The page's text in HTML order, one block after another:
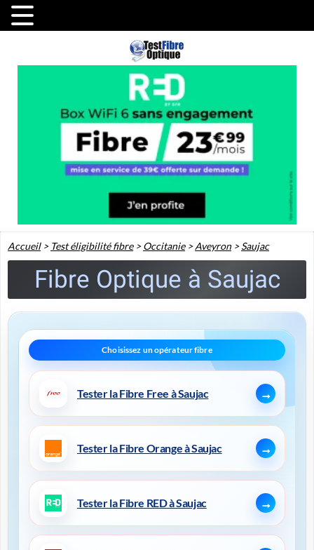
Accueil> Test éligibilité fibre>Occitanie>Aveyron>Saujac
Fibre Optique à Saujac
Tester la Fibre Free à Saujac
Tester la Fibre Orange à Saujac
Tester la Fibre RED à Saujac